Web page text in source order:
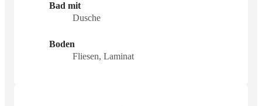
Bad mit
Dusche
Boden
Fliesen, Laminat